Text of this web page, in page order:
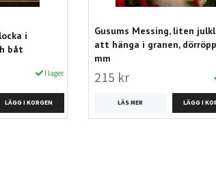
i
båt
I lager
Gusums Messing, liten
att hänga i granen,
mm
215 kr
LÄS MER